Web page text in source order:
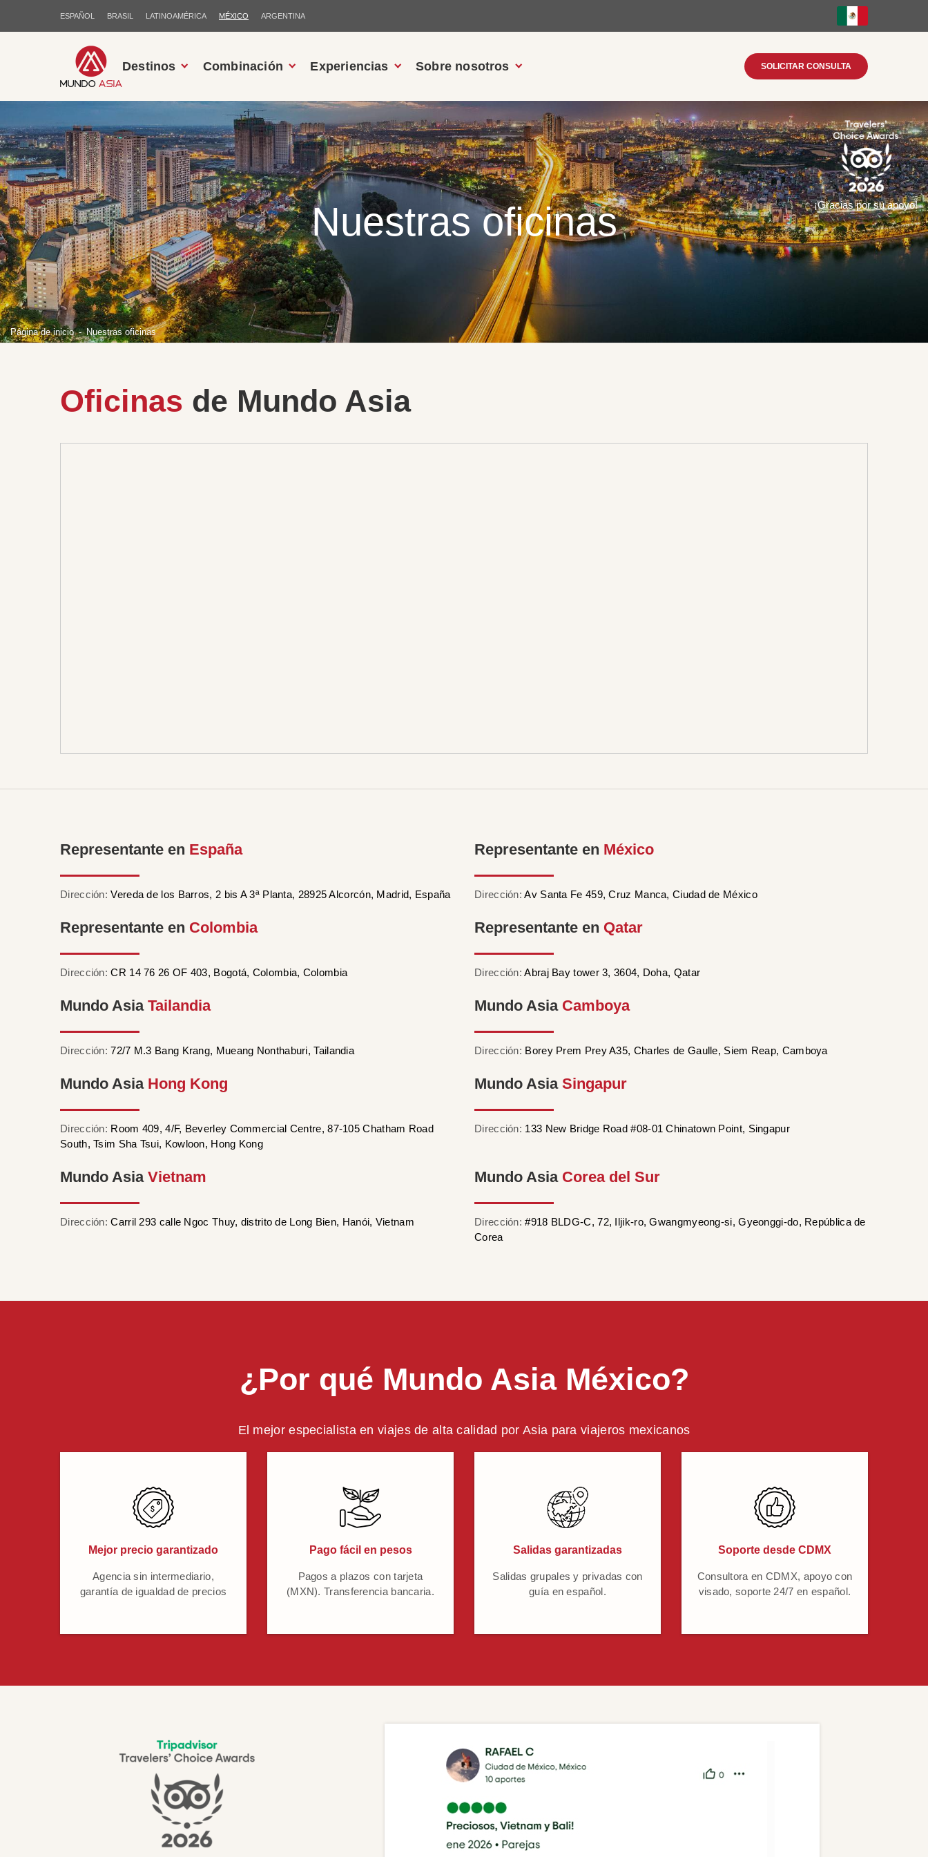
ESPAÑOL BRASIL LATINOAMÉRICA MÉXICO ARGENTINA
Destinos Combinación Experiencias Sobre nosotros SOLICITAR CONSULTA
Nuestras oficinas
Página de inicio Nuestras oficinas
¡Gracias por su apoyo!
Oficinas de Mundo Asia
Representante en España
Dirección:Vereda de los Barros, 2 bis A 3ª Planta, 28925 Alcorcón, Madrid, España
Representante en México
Dirección:Av Santa Fe 459, Cruz Manca, Ciudad de México
Representante en Colombia
Dirección:CR 14 76 26 OF 403, Bogotá, Colombia, Colombia
Representante en Qatar
Dirección:Abraj Bay tower 3, 3604, Doha, Qatar
Mundo Asia Tailandia
Dirección:72/7 M.3 Bang Krang, Mueang Nonthaburi, Tailandia
Mundo Asia Camboya
Dirección: Borey Prem Prey A35, Charles de Gaulle, Siem Reap, Camboya
Mundo Asia Hong Kong
Dirección: Room 409, 4/F, Beverley Commercial Centre, 87-105 Chatham Road
South, Tsim Sha Tsui, Kowloon, Hong Kong
Mundo Asia Singapur
Dirección: 133 New Bridge Road #08-01 Chinatown Point, Singapur
Mundo Asia Vietnam
Dirección:Carril 293 calle Ngoc Thuy, distrito de Long Bien, Hanói, Vietnam
Mundo Asia Corea del Sur
Dirección:#918 BLDG-C, 72, Iljik-ro, Gwangmyeong-si, Gyeonggi-do, República de
Corea
¿Por qué Mundo Asia México?
El mejor especialista en viajes de alta calidad por Asia para viajeros mexicanos
Mejor precio garantizado
Agencia sin intermediario,
garantía de igualdad de precios
Pago fácil en pesos
Pagos a plazos con tarjeta
(MXN). Transferencia bancaria.
Salidas garantizadas
Salidas grupales y privadas con
guía en español.
Soporte desde CDMX
Consultora en CDMX, apoyo con
visado, soporte 24/7 en español.